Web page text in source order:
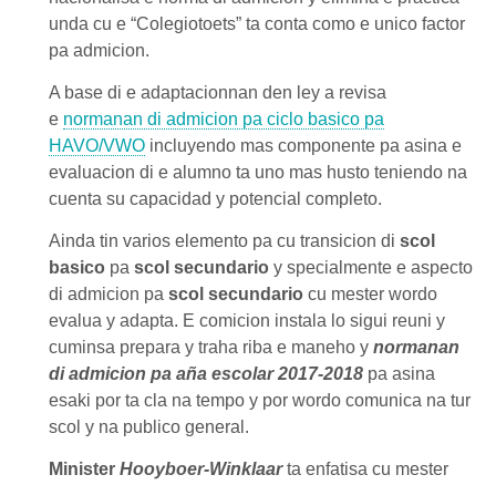
unda cu e “Colegiotoets” ta conta como e unico factor
pa admicion.
A base di e adaptacionnan den ley a revisa
e normanan di admicion pa ciclo basico pa
HAVO/VWO incluyendo mas componente pa asina e
evaluacion di e alumno ta uno mas husto teniendo na
cuenta su capacidad y potencial completo.
Ainda tin varios elemento pa cu transicion di scol
basico pa scol secundario y specialmente e aspecto
di admicion pa scol secundario cu mester wordo
evalua y adapta. E comicion instala lo sigui reuni y
cuminsa prepara y traha riba e maneho y normanan
di admicion pa aña escolar 2017-2018 pa asina
esaki por ta cla na tempo y por wordo comunica na tur
scol y na publico general.
Minister Hooyboer-Winklaar ta enfatisa cu mester